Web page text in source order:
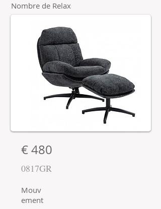
Nombre de Relax
€ 480
0817GR
Mouv
ement